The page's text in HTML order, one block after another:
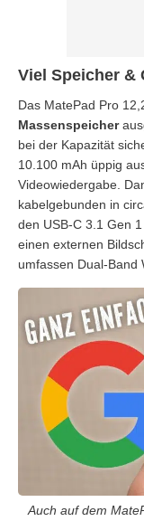
Viel Speicher &
Das MatePad Pro
Massenspeicher
bei der Kapazität
10.100 mAh üppig
Videowiedergabe.
kabelgebunden in
den USB-C 3.1 Gen
einen externen
umfassen Dual-Band
Auch auf dem